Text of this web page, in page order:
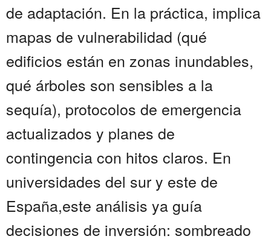
de adaptación. En la práctica, implica
mapas de vulnerabilidad (qué
edificios están en zonas inundables,
qué árboles son sensibles a la
sequía), protocolos de emergencia
actualizados y planes de
contingencia con hitos claros. En
universidades del sur y este de
España,este análisis ya guía
decisiones de inversión: sombreado